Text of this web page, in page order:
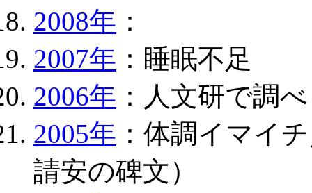
2008年 ：
2007年 ：睡眠不足
2006年 ：人文研で調
2005年 ：体調イマイ
請安の碑文）